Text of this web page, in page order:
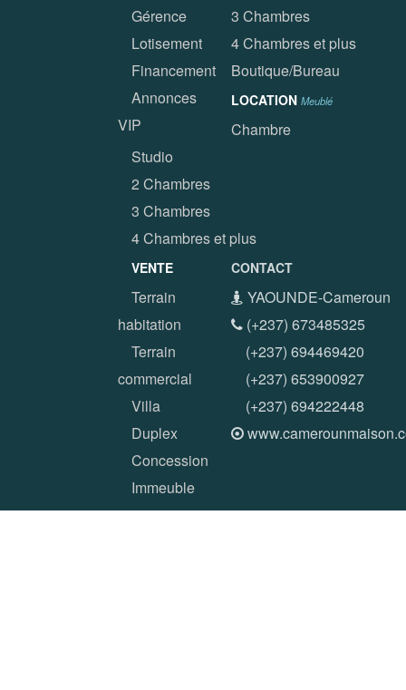
Gérence
Lotisement
Financement
Annonces
VIP
3 Chambres
4 Chambres et plus
Boutique/Bureau
LOCATION Meublé
Chambre
Studio
2 Chambres
3 Chambres
4 Chambres et plus
VENTE
Terrain
habitation
Terrain
commercial
Villa
Duplex
Concession
Immeuble
CONTACT
YAOUNDE-Cameroun
(+237) 673485325
(+237) 694469420
(+237) 653900927
(+237) 694222448